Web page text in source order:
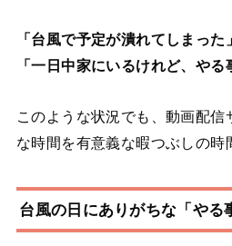
「台風で予定が潰れてしまった」
「一日中家にいるけれど、やる
このような状況でも、動画配
な時間を有意義な暇つぶしの時
台風の日にありがちな「やる